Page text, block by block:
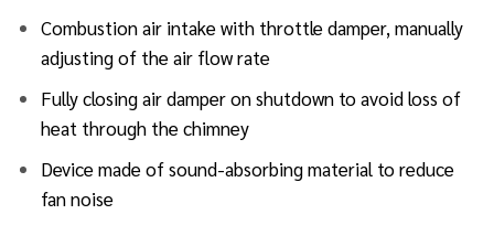
Combustion air intake with throttle damper, manually
adjusting of the air flow rate
Fully closing air damper on shutdown to avoid loss of
heat through the chimney
Device made of sound-absorbing material to reduce
fan noise